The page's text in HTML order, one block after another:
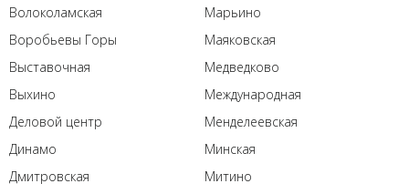
Волоколамская
Воробьевы Горы
Выставочная
Выхино
Деловой центр
Динамо
Дмитровская
Марьино
Маяковская
Медведково
Международная
Менделеевская
Минская
Митино